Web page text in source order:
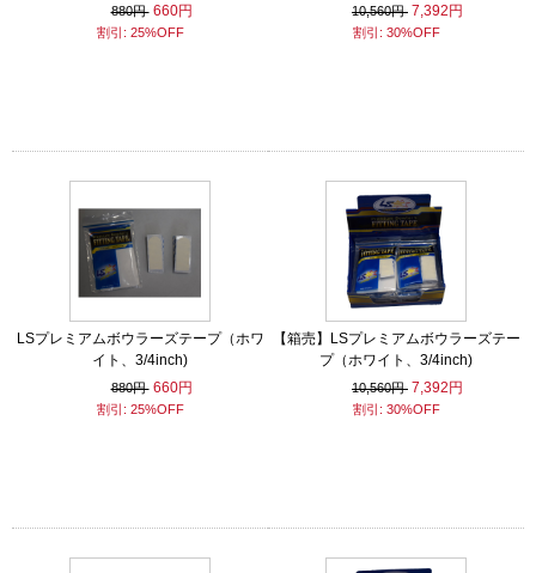
880円 660円
割引: 25%OFF
10,560円 7,392円
割引: 30%OFF
LSプレミアムボウラーズテープ（ホワ
イト、3/4inch)
880円 660円
割引: 25%OFF
【箱売】LSプレミアムボウラーズテー
プ（ホワイト、3/4inch)
10,560円 7,392円
割引: 30%OFF